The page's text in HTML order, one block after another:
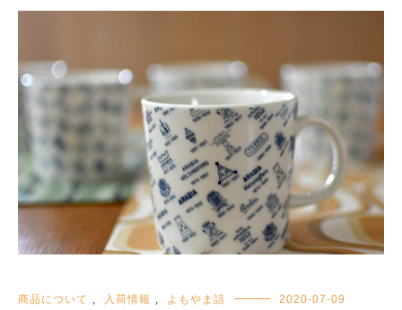
商品について , 入荷情報 , よもやま話 2020-07-09